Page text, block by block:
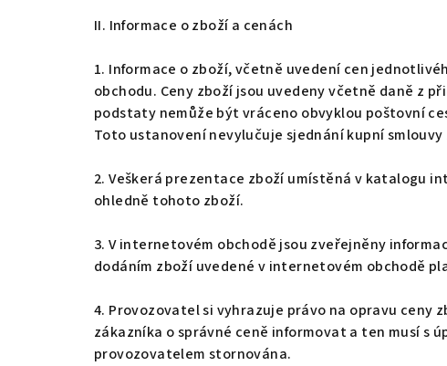
II. Informace o zboží a cenách
1. Informace o zboží, včetně uvedení cen
obchodu. Ceny zboží jsou uvedeny včetně daně z
podstaty nemůže být vráceno obvyklou poštovní
Toto ustanovení nevylučuje sjednání kupní
2. Veškerá prezentace zboží umístěná v katalogu
ohledně tohoto zboží.
3. V internetovém obchodě jsou zveřejněny
dodáním zboží uvedené v internetovém obchodě
4. Provozovatel si vyhrazuje právo na opravu ceny
zákazníka o správné ceně informovat a ten musí s
provozovatelem stornována.